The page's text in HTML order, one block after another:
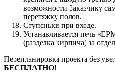
возможности Заказчику
перетяжку полов.
Ступеньки при входе.
Устанавливается печь
(разделка кирпича) за
Перепланировка проекта без
БЕСПЛАТНО!